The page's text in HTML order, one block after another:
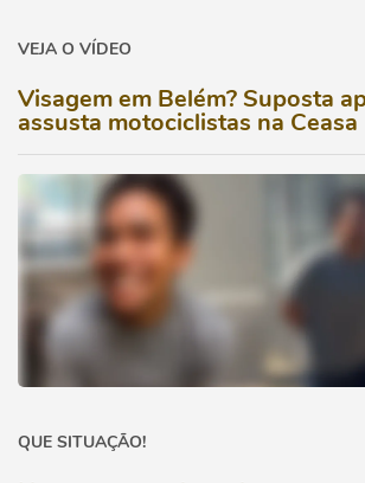
VEJA O VÍDEO
Visagem em Belém? Suposta
assusta motociclistas na Ceasa
QUE SITUAÇÃO!